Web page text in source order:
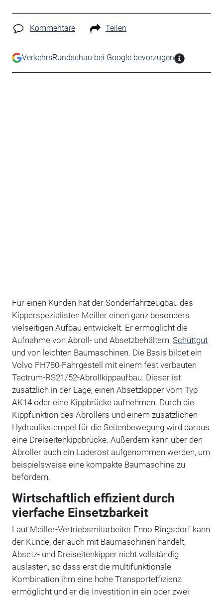
Kommentare Teilen
VerkehrsRundschau bei Google bevorzugen
Für einen Kunden hat der Sonderfahrzeugbau des
Kipperspezialisten Meiller einen ganz besonders
vielseitigen Aufbau entwickelt. Er ermöglicht die
Aufnahme von Abroll- und Absetzbehältern, Schüttgut
und von leichten Baumaschinen. Die Basis bildet ein
Volvo FH780-Fahrgestell mit einem fest verbauten
Tectrum-RS21/52-Abrollkippaufbau. Dieser ist
zusätzlich in der Lage, einen Absetzkipper vom Typ
AK14 oder eine Kippbrücke aufnehmen. Durch die
Kippfunktion des Abrollers und einem zusätzlichen
Hydraulikstempel für die Seitenbewegung wird daraus
eine Dreiseitenkippbrücke. Außerdem kann über den
Abroller auch ein Laderost aufgenommen werden, um
beispielsweise eine kompakte Baumaschine zu
befördern.
Wirtschaftlich effizient durch
vierfache Einsetzbarkeit
Laut Meiller-Vertriebsmitarbeiter Enno Ringsdorf kann
der Kunde, der auch mit Baumaschinen handelt,
Absetz- und Dreiseitenkipper nicht vollständig
auslasten, so dass erst die multifunktionale
Kombination ihm eine hohe Transporteffizienz
ermöglicht und er die Investition in ein oder zwei